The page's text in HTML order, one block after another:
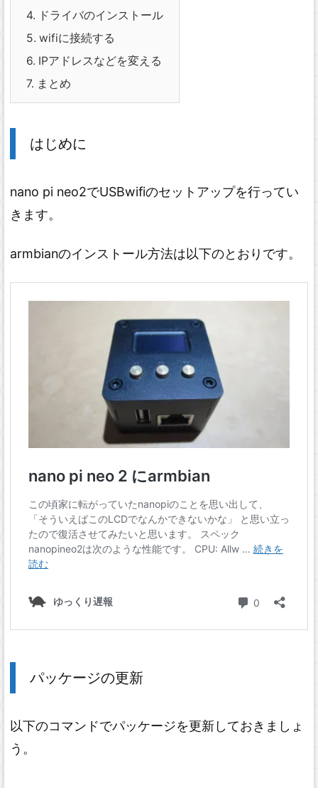
4. ドライバのインストール
5. wifiに接続する
6. IPアドレスなどを変える
7. まとめ
はじめに
nano pi neo2でUSBwifiのセットアップを行ってい
きます。
armbianのインストール方法は以下のとおりです。
パッケージの更新
以下のコマンドでパッケージを更新しておきましょ
う。